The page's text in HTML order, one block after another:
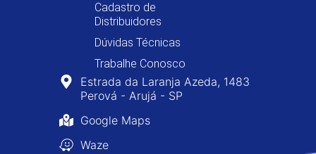
Cadastro de
Distribuidores
Dúvidas Técnicas
Trabalhe Conosco
Estrada da Laranja Azeda, 1483
Perová - Arujá - SP
Google Maps
Waze